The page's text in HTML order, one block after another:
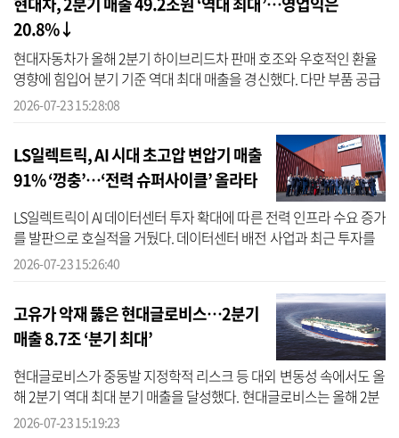
20.8%↓
현대자동차가 올해 2분기 하이브리드차 판매 호조와 우호적인 환율
영향에 힘입어 분기 기준 역대 최대 매출을 경신했다. 다만 부품 공급
차질과 원자재 가격 상승 등의 영향으로 영업이익은 전년 동기 대비
2026-07-23 15:28:08
LS일렉트릭, AI 시대 초고압 변압기 매출
91% ‘껑충’…‘전력 슈퍼사이클’ 올라타
고, 역대급 실적
LS일렉트릭이 AI 데이터센터 투자 확대에 따른 전력 인프라 수요 증가
를 발판으로 호실적을 거뒀다. 데이터센터 배전 사업과 최근 투자를
바탕으로 생산능력을 끌어올린 초고압 변압기 사업이 실적 성장을 이
2026-07-23 15:26:40
고유가 악재 뚫은 현대글로비스…2분기
매출 8.7조 ‘분기 최대’
현대글로비스가 중동발 지정학적 리스크 등 대외 변동성 속에서도 올
해 2분기 역대 최대 분기 매출을 달성했다. 현대글로비스는 올해 2분
기 매출액 8조7054억원을 기록했다고 23일 공시했다. 지난해 같은
2026-07-23 15:19:23